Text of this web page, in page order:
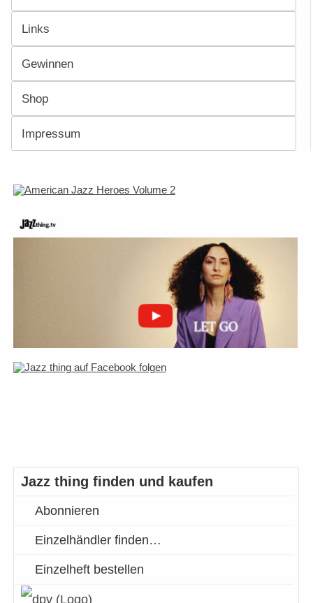
Links
Gewinnen
Shop
Impressum
Jazz thing finden und kaufen
Abonnieren
Einzelhändler finden…
Einzelheft bestellen